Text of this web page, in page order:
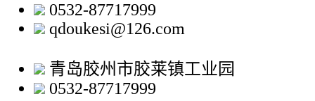
0532-87717999
qdoukesi@126.com
青岛胶州市胶莱镇工业园
0532-87717999